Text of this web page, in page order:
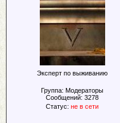
Эксперт по выживанию
Группа: Модераторы
Сообщений: 3278
Статус: не в сети